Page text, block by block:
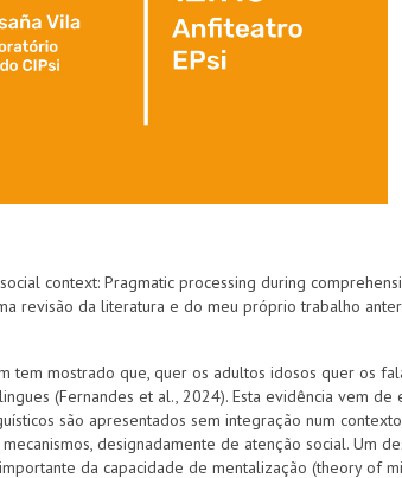
context: Pragmatic processing during
revisão da literatura e do meu próprio trabalho
tem mostrado que, quer os adultos idosos quer os
(Fernandes et al., 2024). Esta evidência vem
são apresentados sem integração num
designadamente de atenção social. Um
da capacidade de mentalização (theory of